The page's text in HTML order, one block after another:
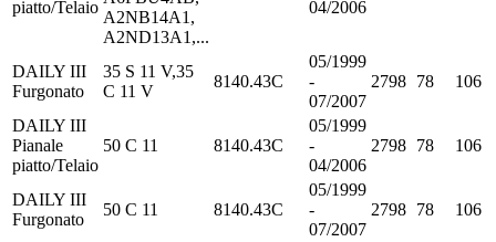
piatto/Telaio
A2NB14A1,
A2ND13A1,...
04/2006
DAILY III
Furgonato
35 S 11 V,35
C 11 V
8140.43C
05/1999
-
07/2007
2798 78 106
DAILY III
Pianale
piatto/Telaio
50 C 11 8140.43C
05/1999
-
04/2006
2798 78 106
DAILY III
Furgonato
50 C 11 8140.43C
05/1999
-
07/2007
2798 78 106